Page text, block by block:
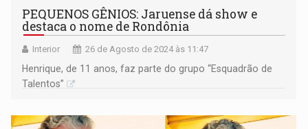
PEQUENOS GÊNIOS: Jaruense dá show e
destaca o nome de Rondônia
Interior 26 de Agosto de 2024 às 11:47
Henrique, de 11 anos, faz parte do grupo “Esquadrão de
Talentos”